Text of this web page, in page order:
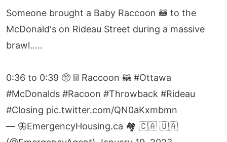
Someone brought a Baby Raccoon 🦝 to the
McDonald's on Rideau Street during a massive
brawl.....
0:36 to 0:39 🥺 lil Raccoon 🦝 #Ottawa
#McDonalds #Racoon #Throwback #Rideau
#Closing pic.twitter.com/QN0aKxmbmn
— 🦋EmergencyHousing.ca 🏘️ 🇨🇦 🇺🇦